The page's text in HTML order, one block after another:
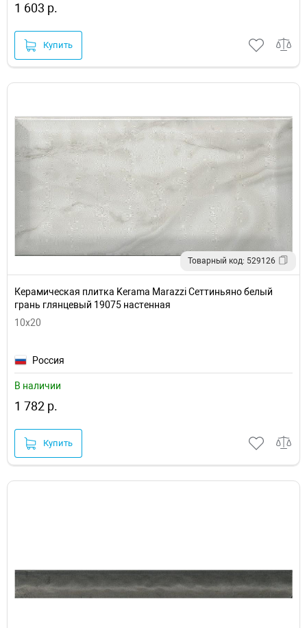
1 603 р.
Купить
Товарный код: 529126
Керамическая плитка Kerama Marazzi Сеттиньяно белый
грань глянцевый 19075 настенная
10x20
Россия
В наличии
1 782 р.
Купить